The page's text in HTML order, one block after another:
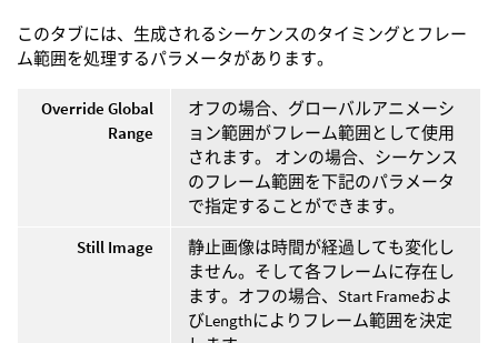
このタブには、生成されるシーケンスのタイミングとフレー
ム範囲を処理するパラメータがあります。
Override Global
Range
オフの場合、グローバルアニメーシ
ョン範囲がフレーム範囲として使用
されます。 オンの場合、シーケンス
のフレーム範囲を下記のパラメータ
で指定することができます。
Still Image
静止画像は時間が経過しても変化し
ません。そして各フレームに存在し
ます。オフの場合、Start Frameおよ
びLengthによりフレーム範囲を決定